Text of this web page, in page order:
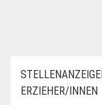
ERZIEHER/INNEN